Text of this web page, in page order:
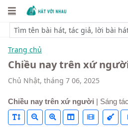
Trang chủ
Chiều nay trên xứ
Chủ Nhật, tháng 7 06, 2025
Chiều nay trên xứ người | Sáng